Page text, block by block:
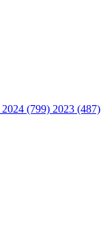
2024 (799) 2023 (487)